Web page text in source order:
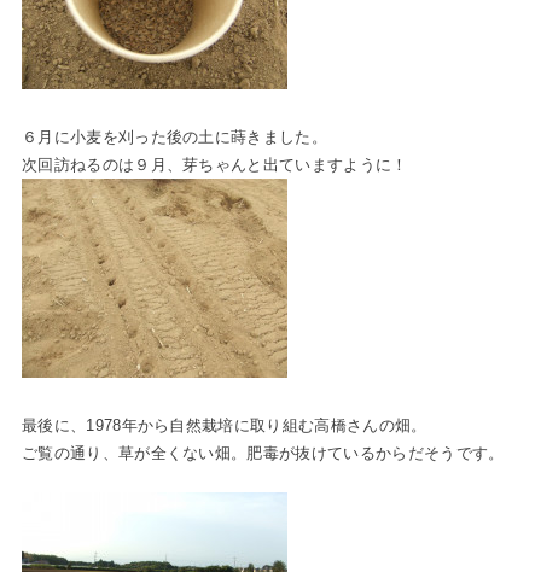
６月に小麦を刈った後の土に蒔きました。
次回訪ねるのは９月、芽ちゃんと出ていますように！
最後に、1978年から自然栽培に取り組む高橋さんの畑。
ご覧の通り、草が全くない畑。肥毒が抜けているからだそうです。